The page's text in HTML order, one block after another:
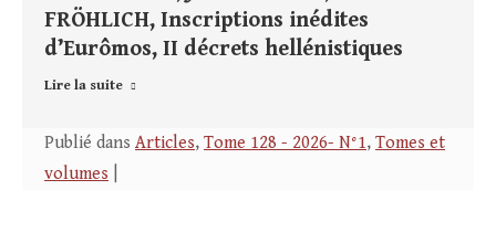
FRÖHLICH, Inscriptions inédites
d’Eurômos, II décrets hellénistiques
Lire la suite
Publié dans Articles, Tome 128 - 2026- N°1, Tomes et
volumes